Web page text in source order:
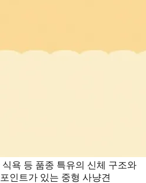
욕 등 품종 특유의 신체 구조와
인트가 있는 중형 사냥견